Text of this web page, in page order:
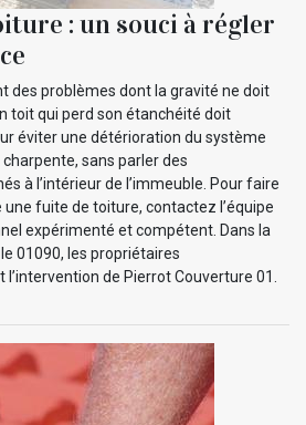
: un souci à régler
des problèmes dont la gravité ne doit
toit qui perd son étanchéité doit
éviter une détérioration du système
sans parler des
à l’intérieur de l’immeuble. Pour faire
fuite de toiture, contactez l’équipe
expérimenté et compétent. Dans la
01090, les propriétaires
de Pierrot Couverture 01.